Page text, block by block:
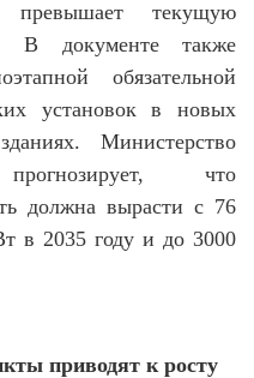
текущую
В документе также
обязательной
установок в новых
Министерство
что
должна вырасти с 76
в 2035 году и до 3000
приводят к росту